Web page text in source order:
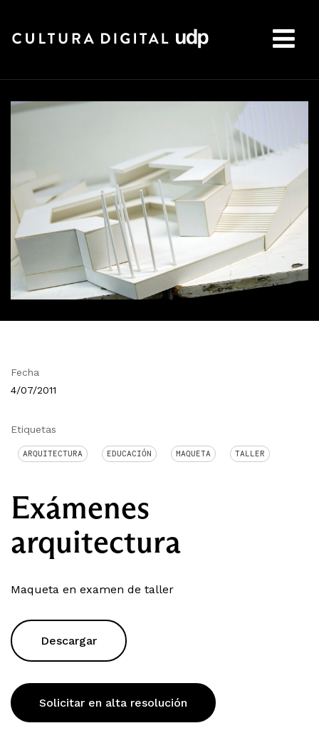
Fecha
4/07/2011
Etiquetas
ARQUITECTURA EDUCACIÓN MAQUETA TALLER
Exámenes
arquitectura
Maqueta en examen de taller
Descargar
Solicitar en alta resolución